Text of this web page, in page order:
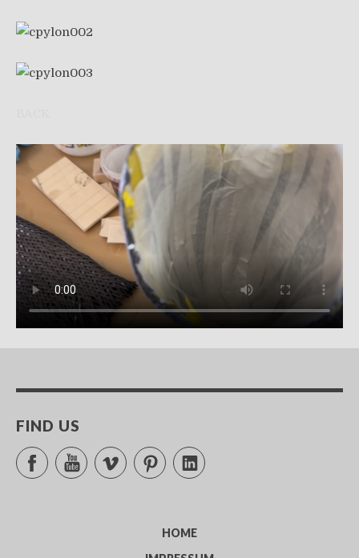
FIND US
FacebookYouTubeVimeo PinterestLinkedIn
HOME